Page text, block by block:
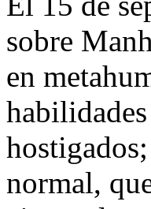
sobre
en
normal,